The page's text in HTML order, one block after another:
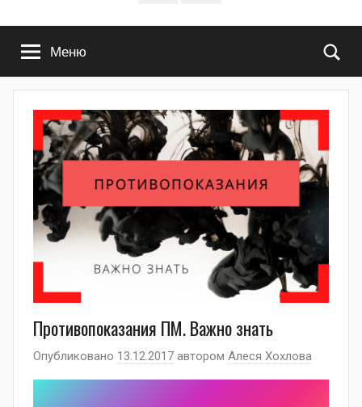
Меню
Противопоказания ПМ. Важно знать
Опубликовано 13.12.2017 автором Алеся Хохлова